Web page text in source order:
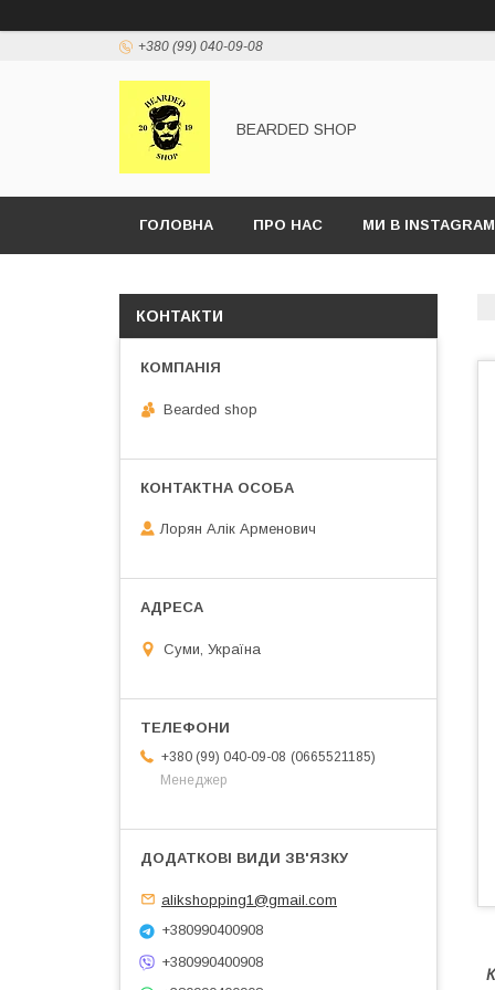
+380 (99) 040-09-08
BEARDED SHOP
ГОЛОВНА ПРО НАС МИ В INSTAGRAM
КОНТАКТИ
Bearded shop
Лорян Алік Арменович
Суми, Україна
+380 (99) 040-09-08
0665521185
Менеджер
alikshopping1@gmail.com
+380990400908
+380990400908